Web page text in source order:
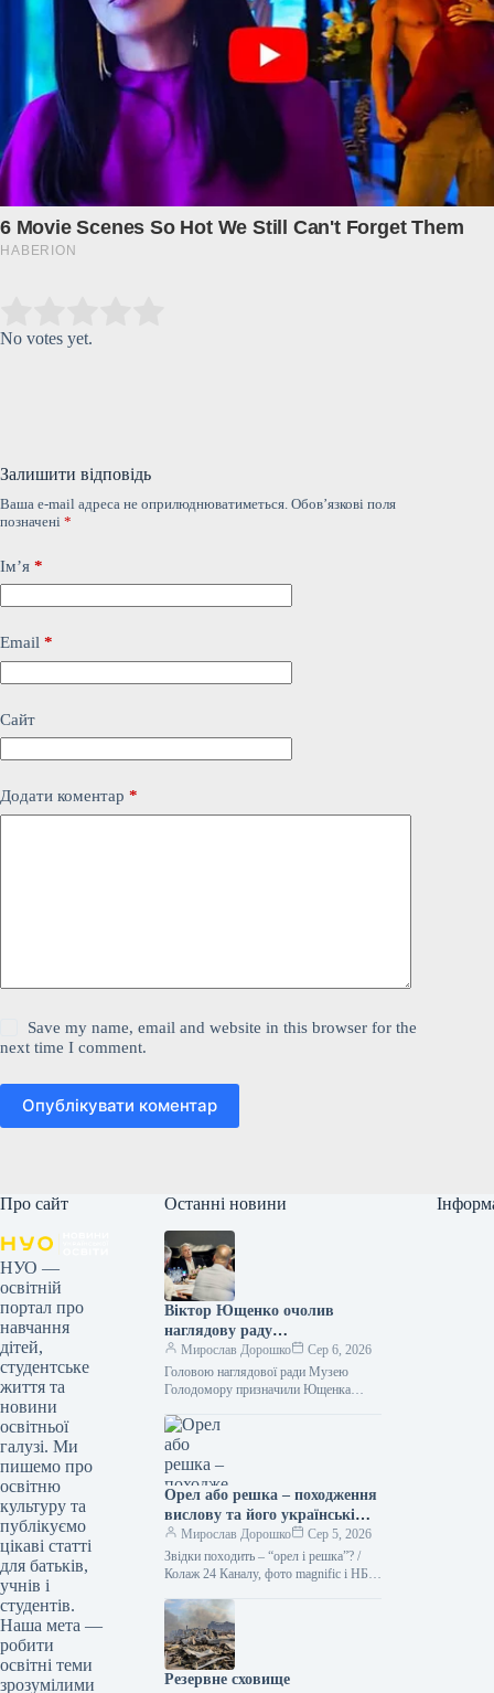
No votes yet.
Залишити відповідь
Ваша e-mail адреса не оприлюднюватиметься. Обов’язкові поля
позначені *
Ім’я *
Email *
Сайт
Додати коментар *
Save my name, email and website in this browser for the
next time I comment.
Опублікувати коментар
Про сайт
НУО —
освітній
портал про
навчання
дітей,
студентське
життя та
новини
освітньої
галузі. Ми
пишемо про
освітню
культуру та
публікуємо
цікаві статті
для батьків,
учнів і
студентів.
Наша мета —
робити
освітні теми
зрозумілими
Останні новини
Віктор Ющенко очолив
наглядову раду
Меморіального музею жертв
Голодомору.
Мирослав Дорошко
Сер 6, 2026
Головою наглядової ради Музею
Голодомору призначили Ющенка
Наглядова рада Національного музею
Голодомору-геноциду на своєму
першому зібранні…
Орел або решка – походження
вислову та його українські
синоніми.
Мирослав Дорошко
Сер 5, 2026
Звідки походить – “орел і решка”? /
Колаж 24 Каналу, фото magnific і НБУ
здійснити…
Резервне сховище